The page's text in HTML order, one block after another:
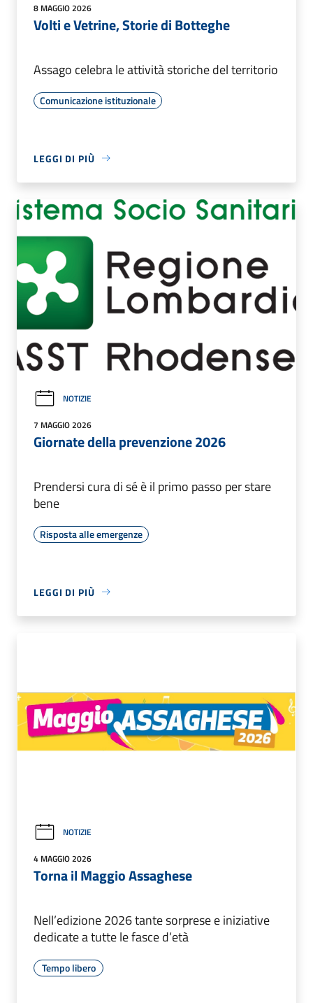
8 MAGGIO 2026
Volti e Vetrine, Storie di Botteghe
Assago celebra le attività storiche del territorio
Comunicazione istituzionale
LEGGI DI PIÙ
NOTIZIE
7 MAGGIO 2026
Giornate della prevenzione 2026
Prendersi cura di sé è il primo passo per stare
bene
Risposta alle emergenze
LEGGI DI PIÙ
NOTIZIE
4 MAGGIO 2026
Torna il Maggio Assaghese
Nell’edizione 2026 tante sorprese e iniziative
dedicate a tutte le fasce d’età
Tempo libero